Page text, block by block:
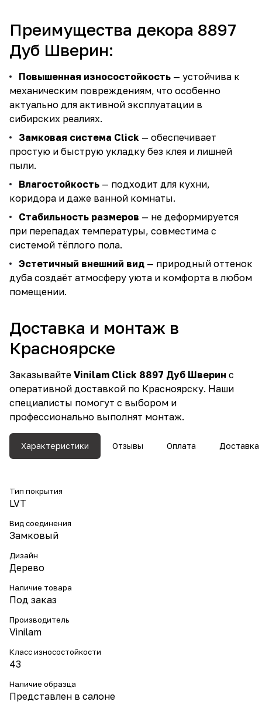
Преимущества декора 8897
Дуб Шверин:
Повышенная износостойкость — устойчива к
механическим повреждениям, что особенно
актуально для активной эксплуатации в
сибирских реалиях.
Замковая система Click — обеспечивает
простую и быструю укладку без клея и лишней
пыли.
Влагостойкость — подходит для кухни,
коридора и даже ванной комнаты.
Стабильность размеров — не деформируется
при перепадах температуры, совместима с
системой тёплого пола.
Эстетичный внешний вид — природный оттенок
дуба создаёт атмосферу уюта и комфорта в любом
помещении.
Доставка и монтаж в
Красноярске
Заказывайте Vinilam Click 8897 Дуб Шверин с
оперативной доставкой по Красноярску. Наши
специалисты помогут с выбором и
профессионально выполнят монтаж.
Характеристики Отзывы Оплата Доставка
Тип покрытия
LVT
Вид соединения
Замковый
Дизайн
Дерево
Наличие товара
Под заказ
Производитель
Vinilam
Класс износостойкости
43
Наличие образца
Представлен в салоне